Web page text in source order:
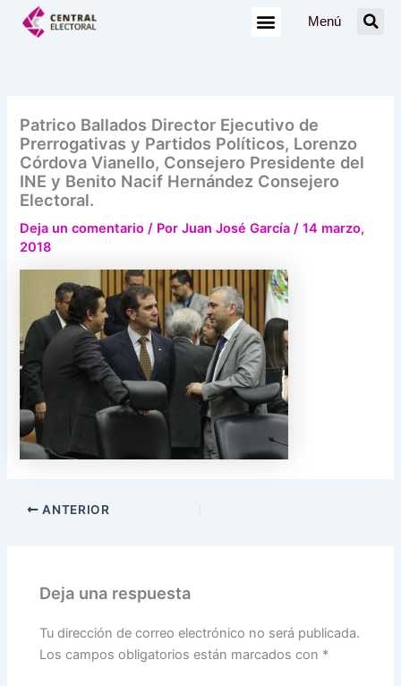
Menú
Patrico Ballados Director Ejecutivo de
Prerrogativas y Partidos Políticos, Lorenzo
Córdova Vianello, Consejero Presidente del
INE y Benito Nacif Hernández Consejero
Electoral.
Deja un comentario / PorJuan José García/14 marzo,
2018
ANTERIOR
Deja una respuesta
Tu dirección de correo electrónico no será publicada.
Los campos obligatorios están marcados con *